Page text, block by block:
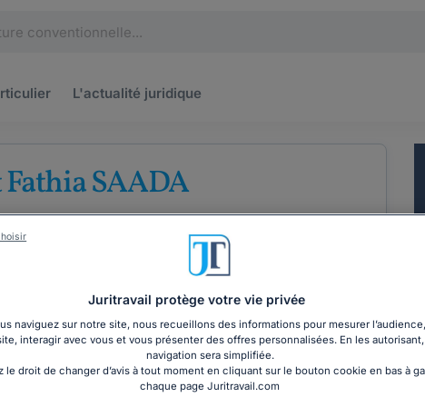
L'actualité juridique
SAADA
au barreau de Paris
Droit de la consommation
COORDONNÉES
Juritravail protège votre vie privée
naviguez sur notre site, nous recueillons des informations pour mesurer
interagir avec vous et vous présenter des offres personnalisées. En les
navigation sera simplifiée.
le droit de changer d’avis à tout moment en cliquant sur le bouton cookie en bas à
chaque page Juritravail.com